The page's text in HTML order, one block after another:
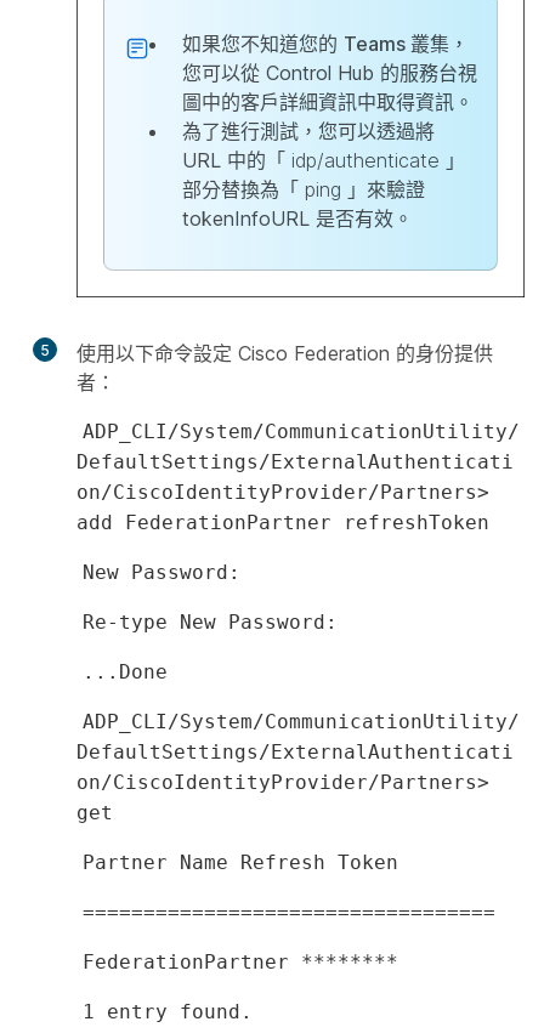
如果您不知道您的 Teams 叢集 ，
您可以從 Control Hub 的服務台視
圖中的客戶詳細資訊中取得資訊。
為了進行測試，您可以透過將
URL 中的「 idp/authenticate 」
部分替換為「 ping 」來驗證
tokenInfoURL 是否有效。
5
使用以下命令設定 Cisco Federation 的身份提供
者：
ADP_CLI/System/CommunicationUtility/
DefaultSettings/ExternalAuthenticati
on/CiscoIdentityProvider/Partners>
add FederationPartner refreshToken
New Password:
Re-type New Password:
...Done
ADP_CLI/System/CommunicationUtility/
DefaultSettings/ExternalAuthenticati
on/CiscoIdentityProvider/Partners>
get
Partner Name Refresh Token
==================================
FederationPartner ********
1 entry found.